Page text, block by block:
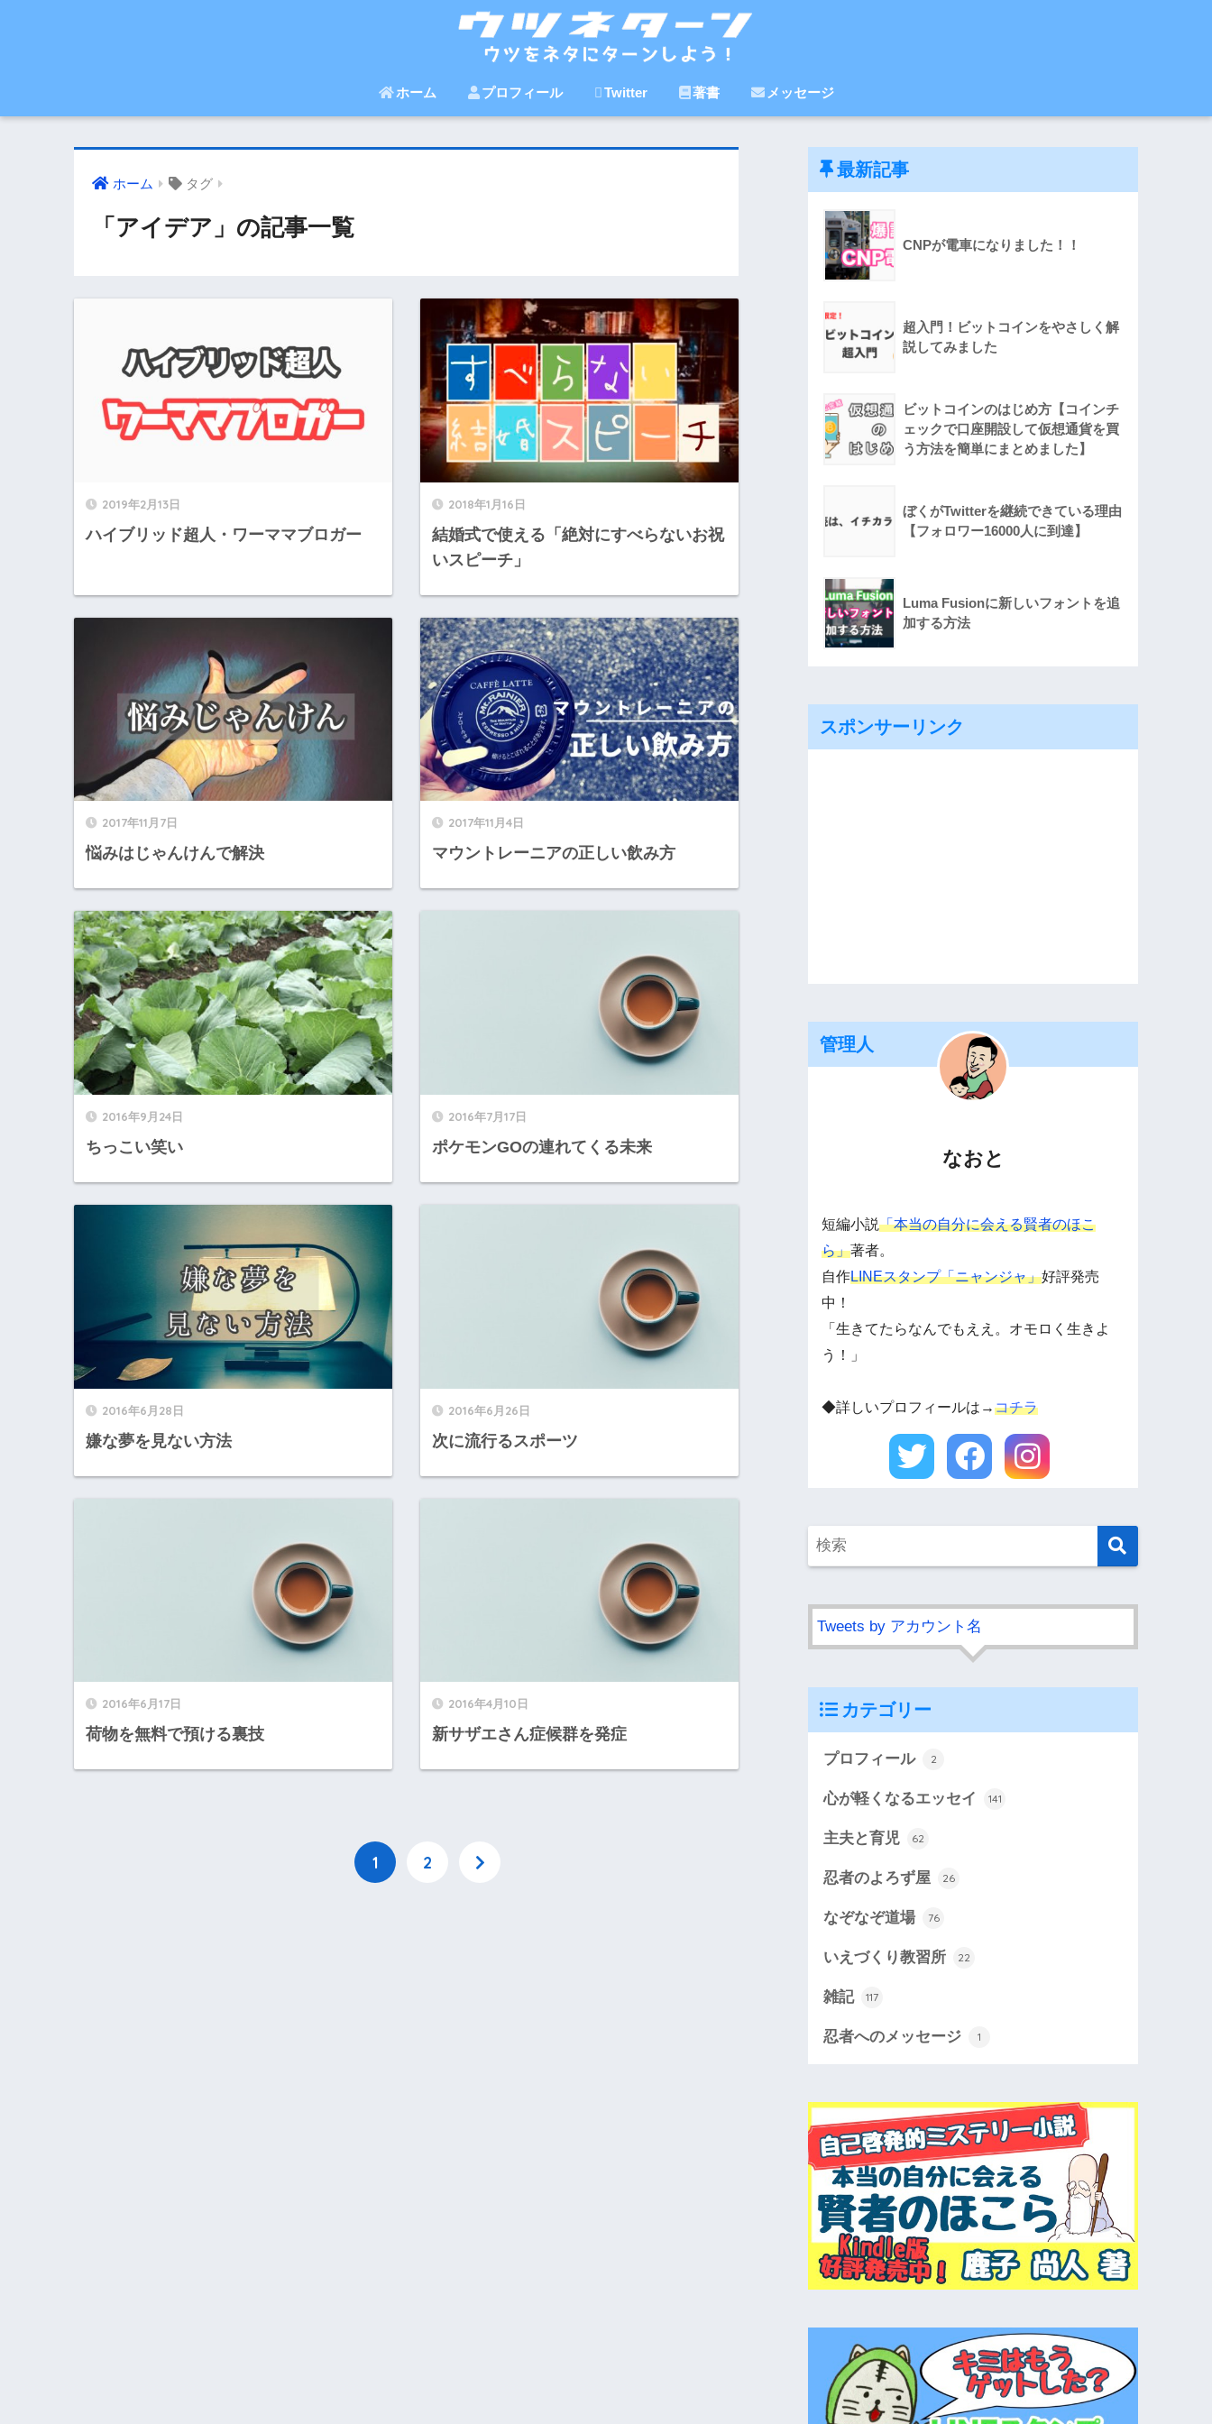
ホーム プロフィール Twitter 著書 メッセージ
ホーム タグ
「アイデア」の記事一覧
2019年2月13日
ハイブリッド超人・ワーママブロガー
2018年1月16日
結婚式で使える「絶対にすべらないお祝
いスピーチ」
2017年11月7日
悩みはじゃんけんで解決
2017年11月4日
マウントレーニアの正しい飲み方
2016年9月24日
ちっこい笑い
2016年7月17日
ポケモンGOの連れてくる未来
2016年6月28日
嫌な夢を見ない方法
2016年6月26日
次に流行るスポーツ
2016年6月17日
荷物を無料で預ける裏技
2016年4月10日
新サザエさん症候群を発症
1 2
最新記事
CNPが電車になりました！！
超入門！ビットコインをやさしく解
説してみました
ビットコインのはじめ方【コインチ
ェックで口座開設して仮想通貨を買
う方法を簡単にまとめました】
ぼくがTwitterを継続できている理由
【フォロワー16000人に到達】
Luma Fusionに新しいフォントを追
加する方法
スポンサーリンク
管理人
なおと
短編小説「本当の自分に会える賢者のほこ
ら」著者。
自作LINEスタンプ「ニャンジャ」好評発売
中！
「生きてたらなんでもええ。オモロく生きよ
う！」
◆詳しいプロフィールは→コチラ
Tweets by アカウント名
カテゴリー
プロフィール 2
心が軽くなるエッセイ 141
主夫と育児 62
忍者のよろず屋 26
なぞなぞ道場 76
いえづくり教習所 22
雑記 117
忍者へのメッセージ 1